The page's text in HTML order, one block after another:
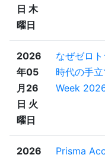
日 木
曜日
2026
年05
月26
日 火
曜日
なぜゼロ
時代の手
Week
2026
Prisma